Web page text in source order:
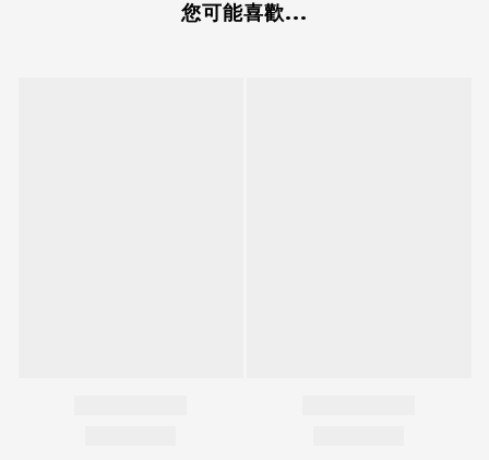
您可能喜歡...